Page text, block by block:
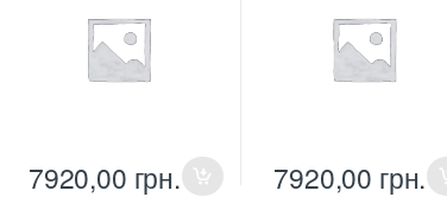
7920,00 грн. 7920,00 грн.